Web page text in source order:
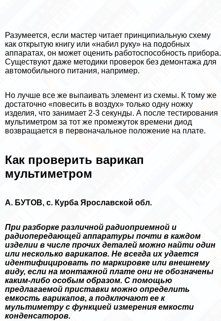
Разумеется, если мастер читает принципиальную схему
как открытую книгу или «набил руку» на подобных
аппаратах, он может оценить работоспособность прибора.
Существуют даже методики проверок без демонтажа для
автомобильного питания, например.
Но лучше все же выпаивать элемент из схемы. К тому же
достаточно «повесить в воздух» только одну ножку
изделия, что занимает 2-3 секунды. А после тестирования
мультиметром за тот же промежуток времени диод
возвращается в первоначальное положение на плате.
Как проверить варикап
мультиметром
А. БУТОВ, с. Курба Ярославской обл.
При разборке различной радиоприемной и
радиопередающей аппаратуры почти в каждом
изделии в числе прочих деталей можно найти один
или несколько варикапов. Не всегда их удается
идентифицировать по маркировке или внешнему
виду, если на монтажной плате они не обозначены
каким-либо особым образом. С помощью
предлагаемой приставки можно определить
емкость варикапов, а подключают ее к
мультиметру с функцией измерения емкости
конденсаторов.